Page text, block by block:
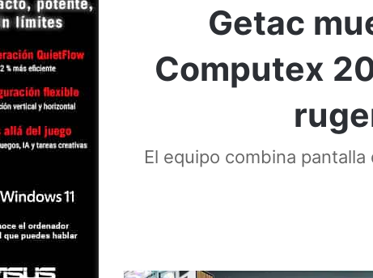
Getac
Computex
El equipo combina